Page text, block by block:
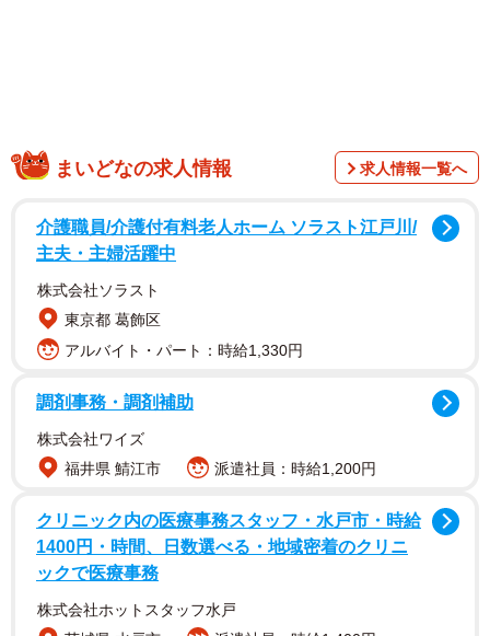
調査」と題して2022年10月に実施した調査で、10代
（24.0％）、50代（11.9％）、60代以上（3.1％）の人から
回答を得たといいます。
◇ ◇
同調査によると、ストレスの解消方法で最も多かったのは
「食べる」（600人）でした。次いで、2位「映画・ドラ
マ・動画を観る」（413人）、3位「運動する」（374
人）、4位「歌う」（354人）、5位「寝る」（282人）、6
人）といった回答が上位に並びました。そのほかの結果と
回答者からのコメントは以下の通りです。
まいどなの求人情報 求人情報一覧へ
介護職員/介護付有料老人ホーム ソラスト江戸川/
主夫・主婦活躍中
株式会社ソラスト
東京都 葛飾区
アルバイト・パート：時給1,330円
調剤事務・調剤補助
株式会社ワイズ
福井県 鯖江市
派遣社員：時給1,200円
クリニック内の医療事務スタッフ・水戸市・時給
1400円・時間、日数選べる・地域密着のクリニ
ックで医療事務
株式会社ホットスタッフ水戸